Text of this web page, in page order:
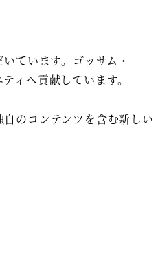
ています。ゴッサム・
ィへ貢献しています。
のコンテンツを含む新しい